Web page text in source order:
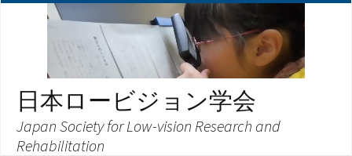
日本ロービジョン学会
Japan Society for Low-vision Research and
Rehabilitation